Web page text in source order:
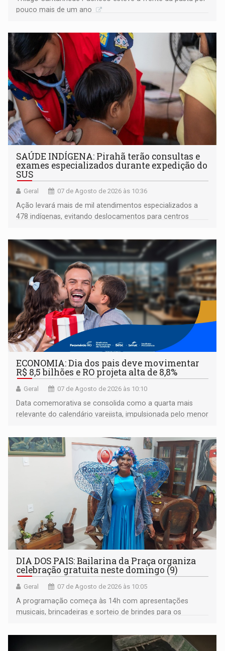
pouco mais de um ano
SAÚDE INDÍGENA: Pirahã terão consultas e
exames especializados durante expedição do
SUS
Geral 07 de Agosto de 2026 às 10:36
Ação levará mais de mil atendimentos especializados a
478 indígenas, evitando deslocamentos para centros
ECONOMIA: Dia dos pais deve movimentar
R$ 8,5 bilhões e RO projeta alta de 8,8%
Geral 07 de Agosto de 2026 às 10:10
Data comemorativa se consolida como a quarta mais
relevante do calendário varejista, impulsionada pelo menor
média do trabalhador
DIA DOS PAIS: Bailarina da Praça organiza
celebração gratuita neste domingo (9)
Geral 07 de Agosto de 2026 às 10:05
A programação começa às 14h com apresentações
musicais, brincadeiras e sorteio de brindes para os
bolo e canto de parabéns dedicado aos pais